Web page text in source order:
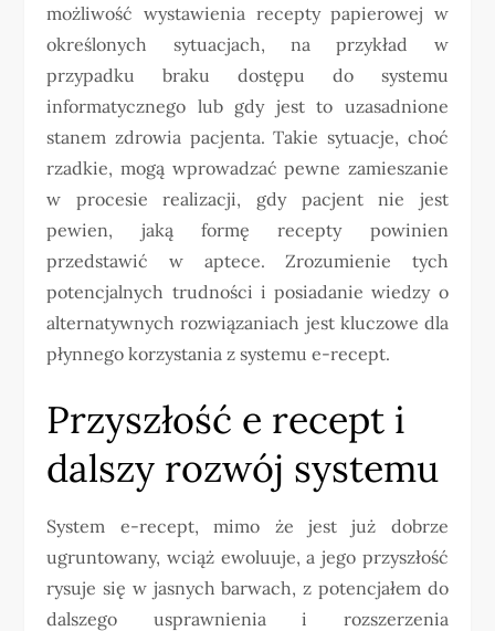
możliwość wystawienia recepty papierowej w
określonych sytuacjach, na przykład w
przypadku braku dostępu do systemu
informatycznego lub gdy jest to uzasadnione
stanem zdrowia pacjenta. Takie sytuacje, choć
rzadkie, mogą wprowadzać pewne zamieszanie
w procesie realizacji, gdy pacjent nie jest
pewien, jaką formę recepty powinien
przedstawić w aptece. Zrozumienie tych
potencjalnych trudności i posiadanie wiedzy o
alternatywnych rozwiązaniach jest kluczowe dla
płynnego korzystania z systemu e-recept.
Przyszłość e recept i
dalszy rozwój systemu
System e-recept, mimo że jest już dobrze
ugruntowany, wciąż ewoluuje, a jego przyszłość
rysuje się w jasnych barwach, z potencjałem do
dalszego usprawnienia i rozszerzenia